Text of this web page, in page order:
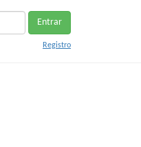
Entrar
Registro